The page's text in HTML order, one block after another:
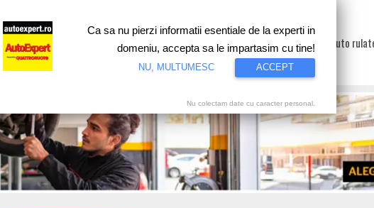
Test drive Motorsport Proiecte speciale Video Auto
Ca sa nu pierzi informatii esentiale de la experti in
domeniu, accepta sa le impartasim cu tine!
NU, MULTUMESC ACCEPT
Nu colectam date cu caracter personal.